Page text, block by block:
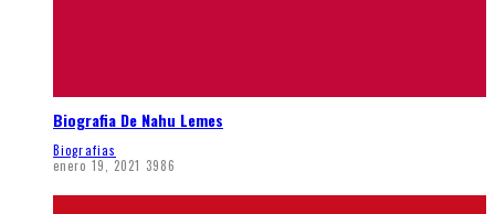
Biografia De Nahu Lemes
Biografias
enero 19, 2021 3986